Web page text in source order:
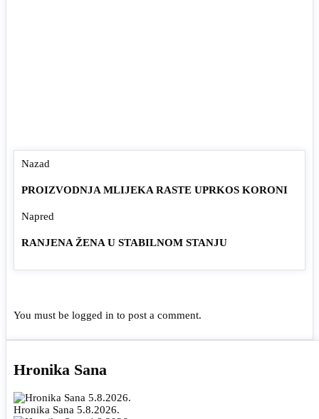
Nazad
PROIZVODNJA MLIJEKA RASTE UPRKOS KORONI
Napred
RANJENA ŽENA U STABILNOM STANJU
You must be logged in to post a comment.
Hronika Sana
Hronika Sana 5.8.2026.